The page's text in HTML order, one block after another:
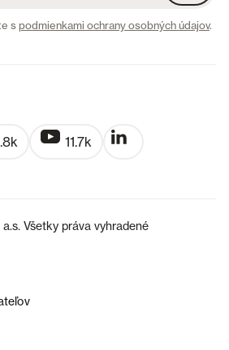
spodmienkami ochrany osobných údajov.
11.7k
Všetky práva vyhradené